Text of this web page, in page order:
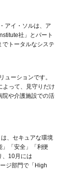
アイ・ソルは、ア
社」とパート
トータルなシステ
ューションです。
よって、見守りだけ
院や介護施設での活
は、セキュアな環境
」「安全」「利便
、10月には
ジ部門で「High